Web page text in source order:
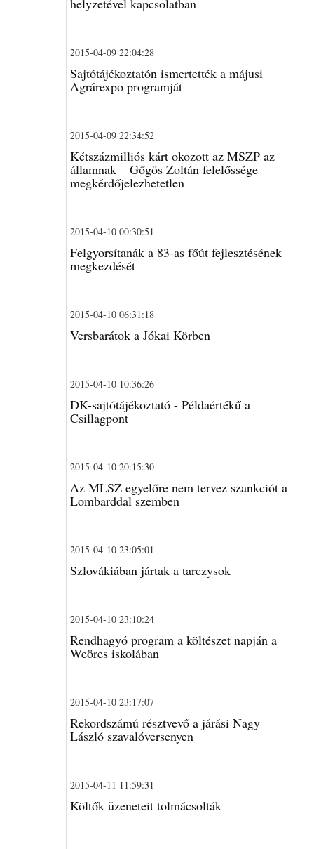
helyzetével kapcsolatban
2015-04-09 22:04:28
Sajtótájékoztatón ismertették a májusi
Agrárexpo programját
2015-04-09 22:34:52
Kétszázmilliós kárt okozott az MSZP az
államnak – Gőgös Zoltán felelőssége
megkérdőjelezhetetlen
2015-04-10 00:30:51
Felgyorsítanák a 83-as főút fejlesztésének
megkezdését
2015-04-10 06:31:18
Versbarátok a Jókai Körben
2015-04-10 10:36:26
DK-sajtótájékoztató - Példaértékű a
Csillagpont
2015-04-10 20:15:30
Az MLSZ egyelőre nem tervez szankciót a
Lombarddal szemben
2015-04-10 23:05:01
Szlovákiában jártak a tarczysok
2015-04-10 23:10:24
Rendhagyó program a költészet napján a
Weöres iskolában
2015-04-10 23:17:07
Rekordszámú résztvevő a járási Nagy
László szavalóversenyen
2015-04-11 11:59:31
Költők üzeneteit tolmácsolták